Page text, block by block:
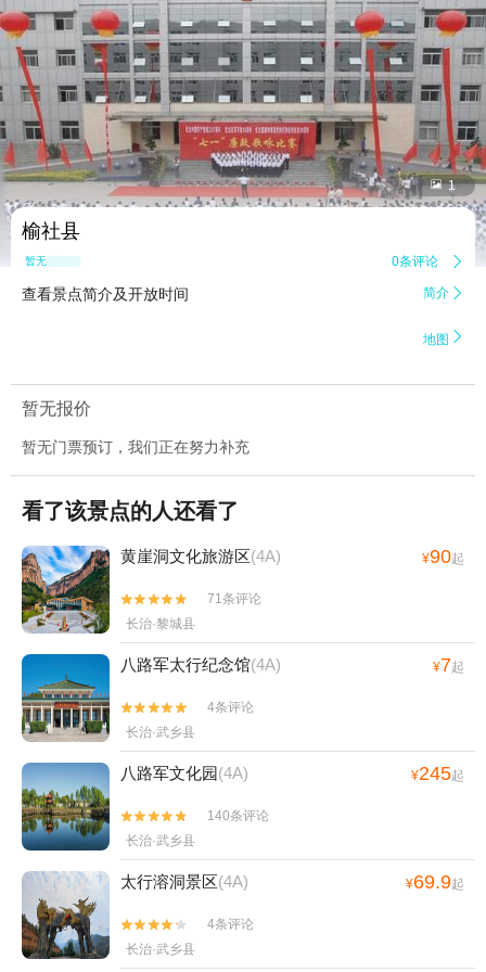
 1
榆社县
暂无点评 0条评论 
查看景点简介及开放时间 简介 
地图 
暂无报价
暂无门票预订，我们正在努力补充
看了该景点的人还看了
黄崖洞文化旅游区(4A) ¥90起


71条评论
长治·黎城县
八路军太行纪念馆(4A) ¥7起


4条评论
长治·武乡县
八路军文化园(4A) ¥245起


140条评论
长治·武乡县
太行溶洞景区(4A) ¥69.9起


4条评论
长治·武乡县
